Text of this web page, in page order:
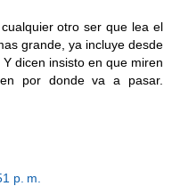
otro ser que lea el
grande, ya incluye desde
dicen insisto en que miren
por donde va a pasar.
p. m.